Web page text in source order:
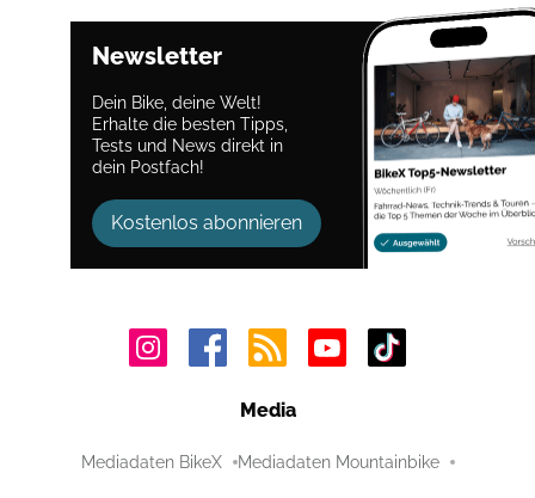
Newsletter
Dein Bike, deine Welt!
Erhalte die besten Tipps,
Tests und News direkt in
dein Postfach!
Kostenlos abonnieren
Media
Mediadaten BikeX Mediadaten Mountainbike